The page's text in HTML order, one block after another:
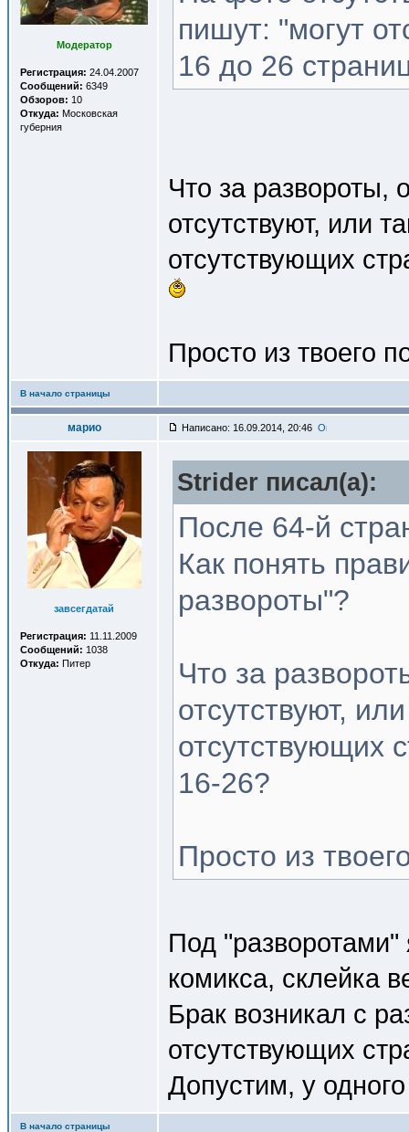
Модератор
Регистрация: 24.04.2007
Сообщений: 6349
Обзоров: 10
Откуда: Московская
губерния
пишут: "могут
16 до 26
Что за развороты,
отсутствуют, или
отсутствующих
Просто из твоего
В начало страницы
марио Написано: 16.09.2014, 20:46
завсегдатай
Регистрация: 11.11.2009
Сообщений: 1038
Откуда: Питер
Strider писал(a):
После 64-й
Как понять
развороты"?
Что за
отсутствуют,
отсутствующих
16-26?
Просто из
Под "разворотами"
комикса, склейка
Брак возникал с
отсутствующих
Допустим, у
В начало страницы